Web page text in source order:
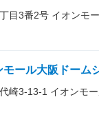
目3番2号 イオンモ
モール大阪ドーム
崎3-13-1 イオンモ